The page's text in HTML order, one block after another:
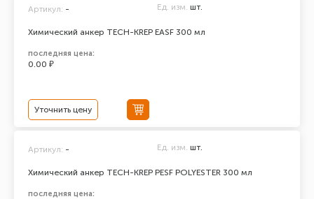
Химический анкер TECH-KREP EASF 300 мл
Артикул: - Ед. изм. шт.
последняя цена:
0.00 ₽
Уточнить цену
Химический анкер TECH-KREP PESF POLYESTER 300 мл
Артикул: - Ед. изм. шт.
последняя цена: